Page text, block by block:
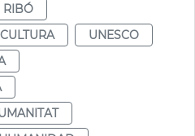
RIBÓ
CULTURA
UNESCO